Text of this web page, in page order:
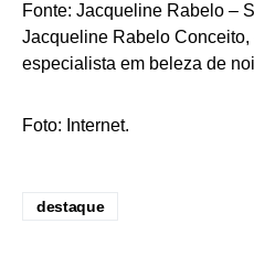
Fonte: Jacqueline Rabelo –
Jacqueline Rabelo
especialista em beleza de
Foto: Internet.
destaque